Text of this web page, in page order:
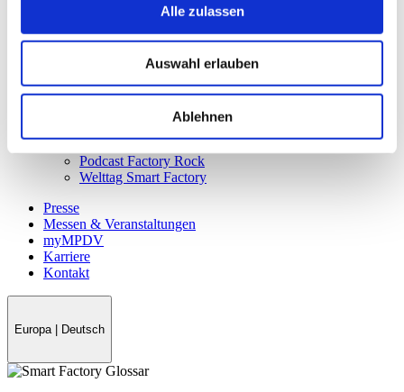
Alle zulassen
Auswahl erlauben
Ablehnen
Historie
Unser Engagement
Partner
Smart Factory TV
Podcast Factory Rock
Welttag Smart Factory
Presse
Messen & Veranstaltungen
myMPDV
Karriere
Kontakt
Europa | Deutsch